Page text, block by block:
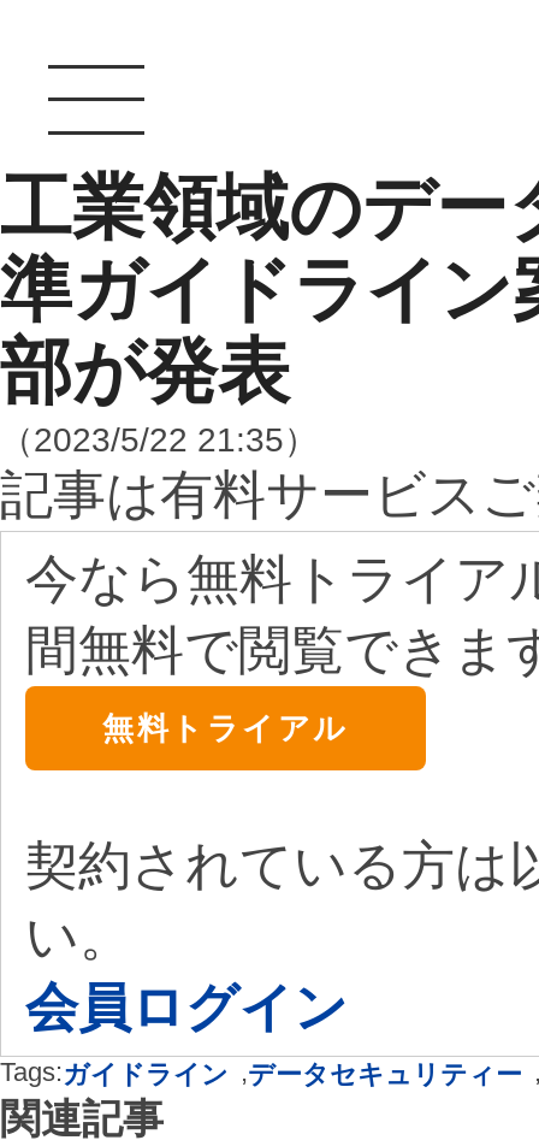
工業領域のデー
準ガイドライン
部が発表
（2023/5/22 21:35）
記事は有料サービス
今なら無料トライア
間無料で閲覧できま
無料トライアル
契約されている方は
い。
会員ログイン
Tags:ガイドライン ,データセキュリティー
関連記事